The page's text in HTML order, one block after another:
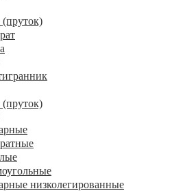
низколегированные